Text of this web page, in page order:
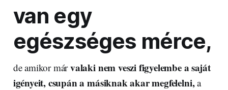
van egy
egészséges mérce,
de amikor márvalaki nem veszi figyelembe a saját
igényeit, csupán a másiknak akar megfelelni,a